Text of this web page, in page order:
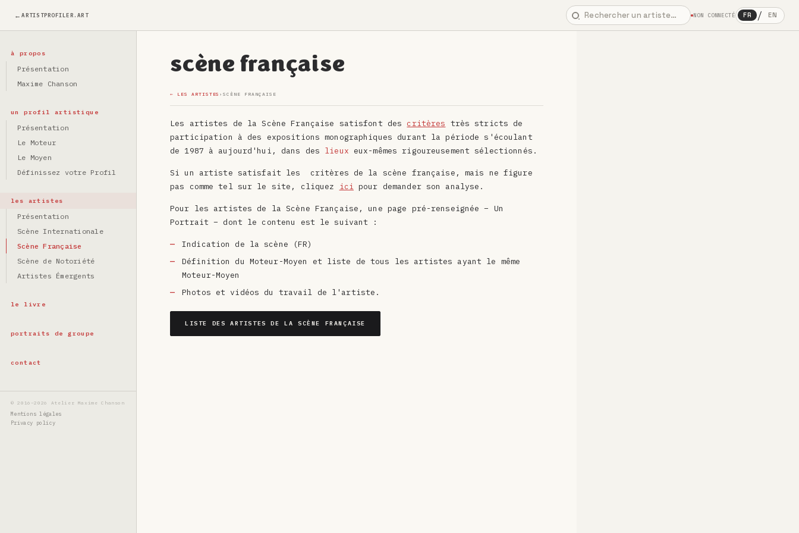
ARTISTPROFILER.ART NON CONNECTÉ FR / EN
à propos
Présentation
Maxime Chanson
un profil artistique
Présentation
Le Moteur
Le Moyen
Définissez votre Profil
les artistes
Présentation
Scène Internationale
Scène Française
Scène de Notoriété
Artistes Émergents
le livre
portraits de groupe
contact
© 2016–2026 Atelier Maxime Chanson
Mentions légales
Privacy policy
scène française
← LES ARTISTES ›SCÈNE FRANÇAISE
Les artistes de la Scène Française satisfont des critères très stricts de
participation à des expositions monographiques durant la période s'écoulant
de 1987 à aujourd'hui, dans des lieux eux-mêmes rigoureusement sélectionnés.
Si un artiste satisfait les critères de la scène française, mais ne figure
pas comme tel sur le site, cliquez ici pour demander son analyse.
Pour les artistes de la Scène Française, une page pré-renseignée– Un
Portrait –dont le contenu est le suivant :
Indication de la scène (FR)
Définition du Moteur-Moyen et liste de tous les artistes ayant le même
Moteur-Moyen
Photos et vidéos du travail de l'artiste.
LISTE DES ARTISTES DE LA SCÈNE FRANÇAISE